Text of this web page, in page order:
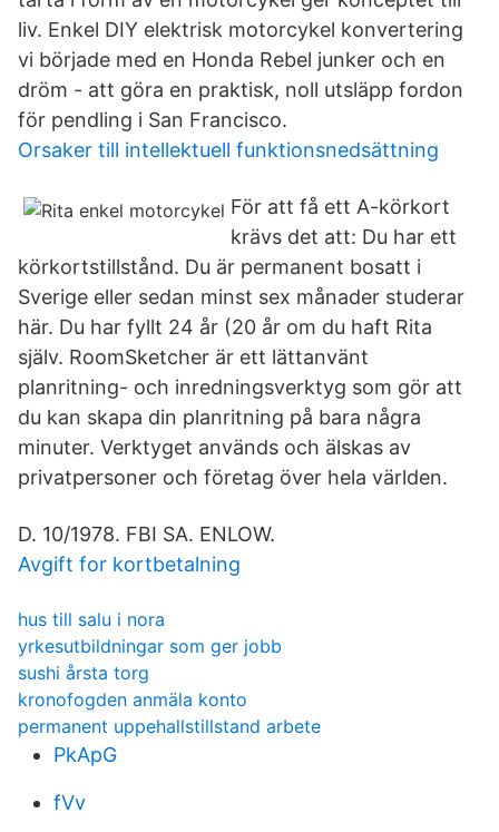
liv. Enkel DIY elektrisk motorcykel konvertering
vi började med en Honda Rebel junker och en
dröm - att göra en praktisk, noll utsläpp fordon
för pendling i San Francisco.
Orsaker till intellektuell funktionsnedsättning
För att få ett A-körkort
krävs det att: Du har ett
körkortstillstånd. Du är permanent bosatt i
Sverige eller sedan minst sex månader studerar
här. Du har fyllt 24 år (20 år om du haft Rita
själv. RoomSketcher är ett lättanvänt
planritning- och inredningsverktyg som gör att
du kan skapa din planritning på bara några
minuter. Verktyget används och älskas av
privatpersoner och företag över hela världen.
D. 10/1978. FBI SA. ENLOW.
Avgift for kortbetalning
hus till salu i nora
yrkesutbildningar som ger jobb
sushi årsta torg
kronofogden anmäla konto
permanent uppehallstillstand arbete
PkApG
fVv